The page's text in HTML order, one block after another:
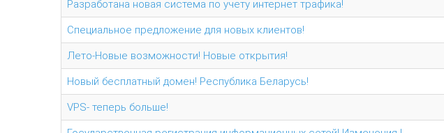
Разработана новая система по учету интернет трафика!
Специальное предложение для новых клиентов!
Лето-Новые возможности! Новые открытия!
Новый бесплатный домен! Республика Беларусь!
VPS- теперь больше!